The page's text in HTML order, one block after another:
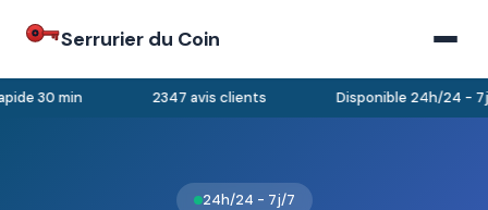
Serrurier du Coin
30 min 2347 avis clients Disponible 24h/24 - 7j/
24h/24 - 7j/7